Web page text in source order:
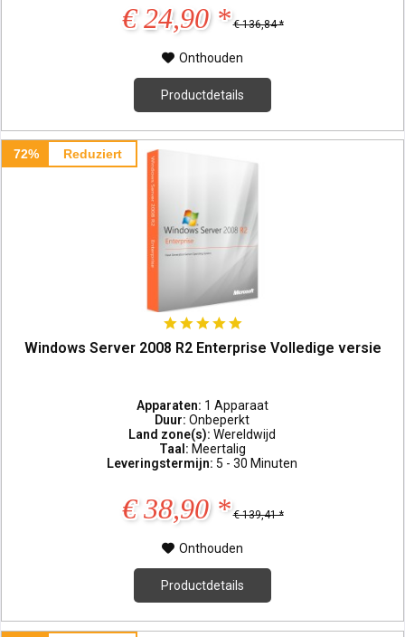
€ 24,90 * € 136,84 *
Onthouden
Productdetails
72% Reduziert
Windows Server 2008 R2 Enterprise Volledige versie
Apparaten: 1 Apparaat
Duur:Onbeperkt
Land zone(s):Wereldwijd
Taal: Meertalig
Leveringstermijn: 5 - 30 Minuten
€ 38,90 * € 139,41 *
Onthouden
Productdetails